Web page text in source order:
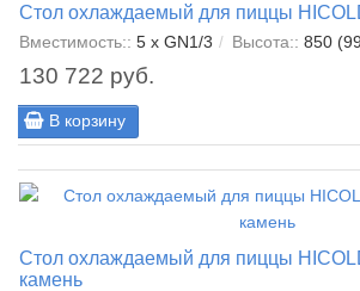
Стол охлаждаемый для пиццы
Вместимость:: 5 x GN1/3 Высота:: 850
130 722 руб.
В корзину
Стол охлаждаемый для пиццы
камень